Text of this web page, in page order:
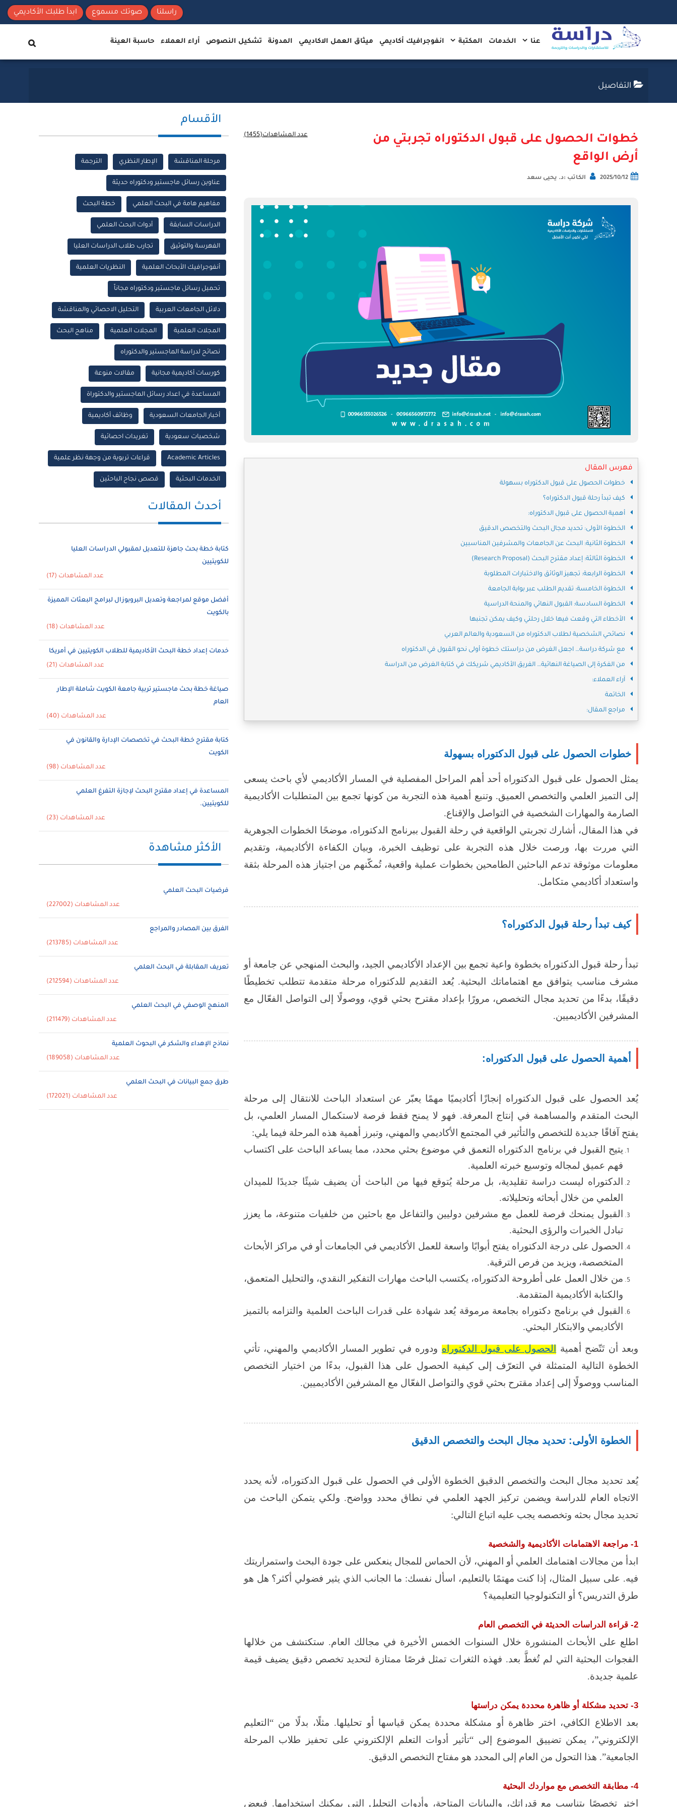
ابدأ طلبك الأكاديمي صوتك مسموع راسلنا
عنا الخدمات المكتبة انفوجرافيك أكاديمي ميثاق العمل الاكاديمي المدونة تشكيل النصوص أراء العملاء حاسبة العينة
التفاصيل
خطوات الحصول على قبول الدكتوراه تجربتي من
أرض الواقع
2025/10/12 الكاتب :د. يحيى سعد
عدد المشاهدات(1455)
فهرس المقال
خطوات الحصول على قبول الدكتوراه بسهولة
كيف تبدأ رحلة قبول الدكتوراه؟
أهمية الحصول على قبول الدكتوراه:
الخطوة الأولى: تحديد مجال البحث والتخصص الدقيق
الخطوة الثانية: البحث عن الجامعات والمشرفين المناسبين
الخطوة الثالثة: إعداد مقترح البحث (Research Proposal)
الخطوة الرابعة: تجهيز الوثائق والاختبارات المطلوبة
الخطوة الخامسة: تقديم الطلب عبر بوابة الجامعة
الخطوة السادسة: القبول النهائي والمنحة الدراسية
الأخطاء التي وقعت فيها خلال رحلتي وكيف يمكن تجنبها
نصائحي الشخصية لطلاب الدكتوراه من السعودية والعالم العربي
مع شركة دراسة… اجعل الغرض من دراستك خطوة أولى نحو القبول في الدكتوراه
من الفكرة إلى الصياغة النهائية… الفريق الأكاديمي شريكك في كتابة الغرض من الدراسة
آراء العملاء:
الخاتمة
مراجع المقال:
خطوات الحصول على قبول الدكتوراه بسهولة
يمثل الحصول على قبول الدكتوراه أحد أهم المراحل المفصلية في المسار الأكاديمي لأي باحث يسعى
إلى التميز العلمي والتخصص العميق. وتنبع أهمية هذه التجربة من كونها تجمع بين المتطلبات الأكاديمية
الصارمة والمهارات الشخصية في التواصل والإقناع.
في هذا المقال، أشارك تجربتي الواقعية في رحلة القبول ببرنامج الدكتوراه، موضحًا الخطوات الجوهرية
التي مررت بها، ورصت خلال هذه التجربة على توظيف الخبرة، وبيان الكفاءة الأكاديمية، وتقديم
معلومات موثوقة تدعم الباحثين الطامحين بخطوات عملية واقعية، تُمكّنهم من اجتياز هذه المرحلة بثقة
واستعداد أكاديمي متكامل.
كيف تبدأ رحلة قبول الدكتوراه؟
تبدأ رحلة قبول الدكتوراه بخطوة واعية تجمع بين الإعداد الأكاديمي الجيد، والبحث المنهجي عن جامعة أو
مشرف مناسب يتوافق مع اهتماماتك البحثية. يُعد التقديم للدكتوراه مرحلة متقدمة تتطلب تخطيطًا
دقيقًا، بدءًا من تحديد مجال التخصص، مرورًا بإعداد مقترح بحثي قوي، ووصولًا إلى التواصل الفعّال مع
المشرفين الأكاديميين.
أهمية الحصول على قبول الدكتوراه:
يُعد الحصول على قبول الدكتوراه إنجازًا أكاديميًا مهمًا يعبّر عن استعداد الباحث للانتقال إلى مرحلة
البحث المتقدم والمساهمة في إنتاج المعرفة. فهو لا يمنح فقط فرصة لاستكمال المسار العلمي، بل
يفتح آفاقًا جديدة للتخصص والتأثير في المجتمع الأكاديمي والمهني، وتبرز أهمية هذه المرحلة فيما يلي:
يتيح القبول في برنامج الدكتوراه التعمق في موضوع بحثي محدد، مما يساعد الباحث على اكتساب
فهم عميق لمجاله وتوسيع خبرته العلمية.
الدكتوراه ليست دراسة تقليدية، بل مرحلة يُتوقع فيها من الباحث أن يضيف شيئًا جديدًا للميدان
العلمي من خلال أبحاثه وتحليلاته.
القبول يمنحك فرصة للعمل مع مشرفين دوليين والتفاعل مع باحثين من خلفيات متنوعة، ما يعزز
تبادل الخبرات والرؤى البحثية.
الحصول على درجة الدكتوراه يفتح أبوابًا واسعة للعمل الأكاديمي في الجامعات أو في مراكز الأبحاث
المتخصصة، ويزيد من فرص الترقية.
من خلال العمل على أطروحة الدكتوراه، يكتسب الباحث مهارات التفكير النقدي، والتحليل المتعمق،
والكتابة الأكاديمية المتقدمة.
القبول في برنامج دكتوراه بجامعة مرموقة يُعد شهادة على قدرات الباحث العلمية والتزامه بالتميز
الأكاديمي والابتكار البحثي.
وبعد أن تَتّضح أهمية الحصول على قبول الدكتوراه ودوره في تطوير المسار الأكاديمي والمهني، تأتي
الخطوة التالية المتمثلة في التعرّف إلى كيفية الحصول على هذا القبول، بدءًا من اختيار التخصص
المناسب ووصولًا إلى إعداد مقترح بحثي قوي والتواصل الفعّال مع المشرفين الأكاديميين.
الخطوة الأولى: تحديد مجال البحث والتخصص الدقيق
يُعد تحديد مجال البحث والتخصص الدقيق الخطوة الأولى في الحصول على قبول الدكتوراه، لأنه يحدد
الاتجاه العام للدراسة ويضمن تركيز الجهد العلمي في نطاق محدد وواضح. ولكي يتمكن الباحث من
تحديد مجال بحثه وتخصصه يجب عليه اتباع التالي:
1- مراجعة الاهتمامات الأكاديمية والشخصية
ابدأ من مجالات اهتمامك العلمي أو المهني، لأن الحماس للمجال ينعكس على جودة البحث واستمراريتك
فيه. على سبيل المثال، إذا كنت مهتمًا بالتعليم، اسأل نفسك: ما الجانب الذي يثير فضولي أكثر؟ هل هو
طرق التدريس؟ أو التكنولوجيا التعليمية؟
2- قراءة الدراسات الحديثة في التخصص العام
اطلع على الأبحاث المنشورة خلال السنوات الخمس الأخيرة في مجالك العام. ستكتشف من خلالها
الفجوات البحثية التي لم تُغطَّ بعد. فهذه الثغرات تمثل فرصًا ممتازة لتحديد تخصص دقيق يضيف قيمة
علمية جديدة.
3- تحديد مشكلة أو ظاهرة محددة يمكن دراستها
بعد الاطلاع الكافي، اختر ظاهرة أو مشكلة محددة يمكن قياسها أو تحليلها. مثلًا، بدلًا من “التعليم
الإلكتروني”، يمكن تضييق الموضوع إلى “تأثير أدوات التعلم الإلكتروني على تحفيز طلاب المرحلة
الجامعية”. هذا التحول من العام إلى المحدد هو مفتاح التخصص الدقيق.
4- مطابقة التخصص مع مواردك البحثية
اختر تخصصًا يتناسب مع قدراتك، والبيانات المتاحة، وأدوات التحليل التي يمكنك استخدامها. فبعض
الأقسام
مرحلة المناقشة الإطار النظري الترجمة
عناوين رسائل ماجستير ودكتوراه حديثة
مفاهيم هامة في البحث العلمي خطة البحث
الدراسات السابقة أدوات البحث العلمي
الفهرسة والتوثيق تجارب طلاب الدراسات العليا
أنفوجرافيك الأبحاث العلمية النظريات العلمية
تحميل رسائل ماجستير ودكتوراه مجاناً
دلائل الجامعات العربية التحليل الاحصائي والمناقشة
المجلات العلمية المجلات العلمية مناهج البحث
نصائح لدراسة الماجستير والدكتوراه
كورسات أكاديمية مجانية مقالات منوعة
المساعدة في اعداد رسائل الماجستير والدكتوراة
أخبار الجامعات السعودية وظائف أكاديمية
شخصيات سعودية تغريدات احصائية
Academic Articles قراءات تربوية من وجهة نظر علمية
الخدمات البحثية قصص نجاح الباحثين
أحدث المقالات
كتابة خطة بحث جاهزة للتعديل لمقبولي الدراسات العليا
للكويتيين
عدد المشاهدات (17)
أفضل موقع لمراجعة وتعديل البروبوزال لبرامج البعثات المميزة
بالكويت
عدد المشاهدات (18)
خدمات إعداد خطة البحث الأكاديمية للطلاب الكويتيين في أمريكا
عدد المشاهدات (21)
صياغة خطة بحث ماجستير تربية جامعة الكويت شاملة الإطار
العام
عدد المشاهدات (40)
كتابة مقترح خطة البحث في تخصصات الإدارة والقانون في
الكويت
عدد المشاهدات (98)
المساعدة في إعداد مقترح البحث لإجازة التفرغ العلمي
للكويتيين.
عدد المشاهدات (23)
الأكثر مشاهدة
فرضيات البحث العلمي
عدد المشاهدات (227002)
الفرق بين المصادر والمراجع
عدد المشاهدات (213785)
تعريف المقابلة في البحث العلمي
عدد المشاهدات (212594)
المنهج الوصفي في البحث العلمي
عدد المشاهدات (211479)
نماذج الإهداء والشكر في البحوث العلمية
عدد المشاهدات (189058)
طرق جمع البيانات في البحث العلمي
عدد المشاهدات (172021)